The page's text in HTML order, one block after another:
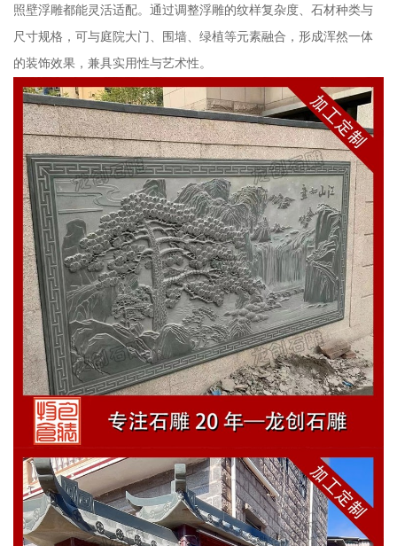
照壁浮雕都能灵活适配。通过调整浮雕的纹样复杂度、石材种类与
尺寸规格，可与庭院大门、围墙、绿植等元素融合，形成浑然一体
的装饰效果，兼具实用性与艺术性。